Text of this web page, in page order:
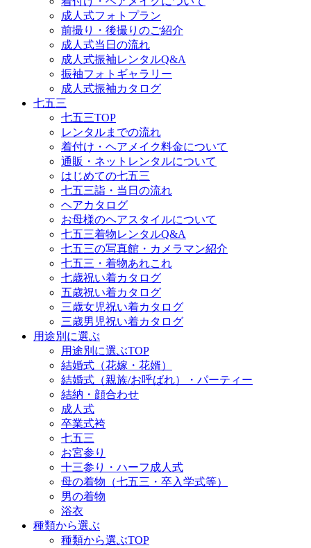
成人式フォトプラン
前撮り・後撮りのご紹介
成人式当日の流れ
成人式振袖レンタルQ&A
振袖フォトギャラリー
成人式振袖カタログ
七五三
七五三TOP
レンタルまでの流れ
着付け・ヘアメイク料金について
通販・ネットレンタルについて
はじめての七五三
七五三詣・当日の流れ
ヘアカタログ
お母様のヘアスタイルについて
七五三着物レンタルQ&A
七五三の写真館・カメラマン紹介
七五三・着物あれこれ
七歳祝い着カタログ
五歳祝い着カタログ
三歳女児祝い着カタログ
三歳男児祝い着カタログ
用途別に選ぶ
用途別に選ぶTOP
結婚式（花嫁・花婿）
結婚式（親族/お呼ばれ）・パーティー
結納・顔合わせ
成人式
卒業式袴
七五三
お宮参り
十三参り・ハーフ成人式
母の着物（七五三・卒入学式等）
男の着物
浴衣
種類から選ぶ
種類から選ぶTOP